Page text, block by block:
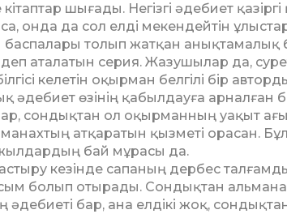
шығады. Негізгі әдебиет
онда да сол елді мекендейтін
баспалары толып жатқан
деп аталатын серия. Жазушылар да,
келетін оқырман белгілі бір
әдебиет өзінің қабыл­дауға арналған
сондықтан ол оқырманның уақыт
атқаратын қызметі орасан.
бай мұрасы да.
кезінде сапаның дербес
болып отырады. Сондықтан
бар, ана елдікі жоқ,